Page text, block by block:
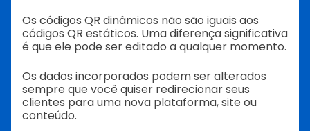
Os códigos QR dinâmicos não são iguais aos
códigos QR estáticos. Uma diferença significativa
é que ele pode ser editado a qualquer momento.
Os dados incorporados podem ser alterados
sempre que você quiser redirecionar seus
clientes para uma nova plataforma, site ou
conteúdo.